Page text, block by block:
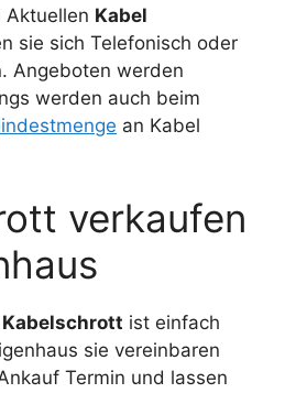
Aktuellen Kabel
sie sich Telefonisch oder
Angeboten werden
werden auch beim
an Kabel
verkaufen
ist einfach
sie vereinbaren
Termin und lassen